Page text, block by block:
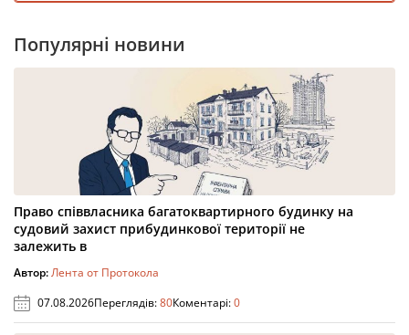
Популярні новини
Право співвласника багатоквартирного будинку на
судовий захист прибудинкової території не
залежить в
Автор:Лента от Протокола
07.08.2026Переглядів:80Коментарі:0